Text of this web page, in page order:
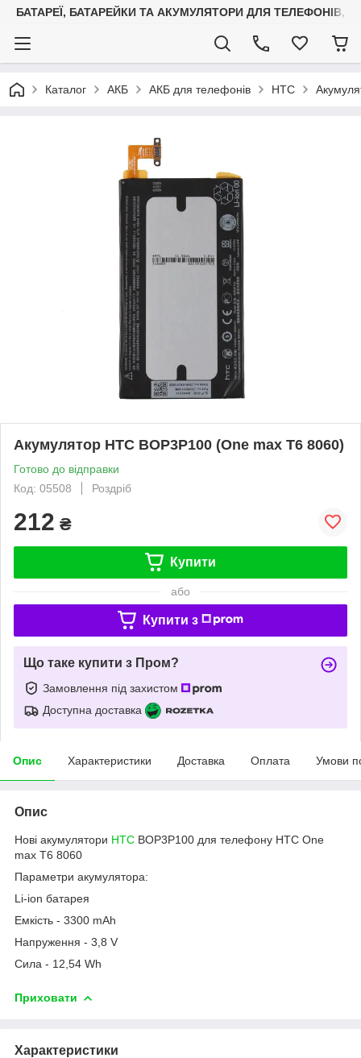
БАТАРЕЇ, БАТАРЕЙКИ ТА АКУМУЛЯТОРИ ДЛЯ ТЕЛЕФОНІВ,
Каталог АКБ АКБ для телефонів HTC
Акумулятор HTC BOP3P100 (One max T6 8060)
Готово до відправки
Код: 05508
Роздріб
212 ₴
Купити
або
Купити з
Що таке купити з Пром?
Замовлення під захистом
Доступна доставка
Опис Характеристики Доставка Оплата Умови
Опис
Нові акумулятори HTC BOP3P100 для телефону HTC One
max T6 8060
Параметри акумулятора:
Li-ion батарея
Емкість - 3300 mAh
Напруження - 3,8 V
Сила - 12,54 Wh
Приховати
Характеристики